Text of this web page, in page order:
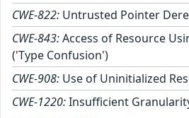
CWE-822: Untrusted Pointer
CWE-843:Access of Resource
('Type Confusion')
CWE-908: Use of Uninitialized
CWE-1220:Insufficient